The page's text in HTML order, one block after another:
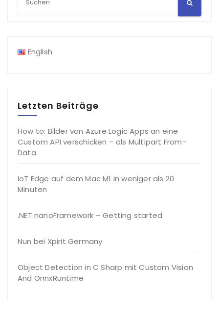
English
Letzten Beiträge
How to: Bilder von Azure Logic Apps an eine
Custom API verschicken – als Multipart From-
Data
IoT Edge auf dem Mac M1 in weniger als 20
Minuten
.NET nanoFramework – Getting started
Nun bei Xpirit Germany
Object Detection in C Sharp mit Custom Vision
And OnnxRuntime